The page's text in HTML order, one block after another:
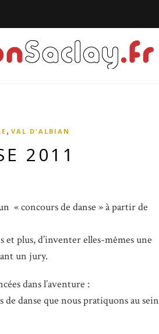
, VAL D'ALBIAN
2011
« concours de danse » à partir de
et plus, d’inventer elles-mêmes une
un jury.
dans l’aventure :
de danse que nous pratiquons au sein